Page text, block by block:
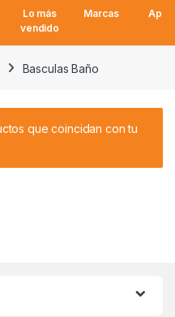
Lo más
vendido
Marcas
Basculas Baño
que coincidan con tu